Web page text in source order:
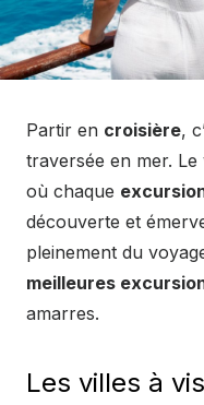
Partir en croisière,
traversée en mer.
où chaque
découverte et
pleinement du
meilleures
amarres.
Les villes à